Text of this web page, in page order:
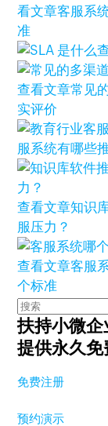
看文章客服系
准
查看文章常见
实评价
服系统有哪些
查看文章知识
服压力？
查看文章客服
个标准
扶持小微企
提供永久免
免费注册
预约演示